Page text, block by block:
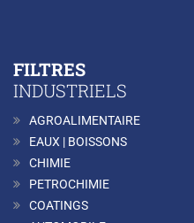
FILTRES
INDUSTRIELS
AGROALIMENTAIRE
EAUX | BOISSONS
CHIMIE
PETROCHIMIE
COATINGS